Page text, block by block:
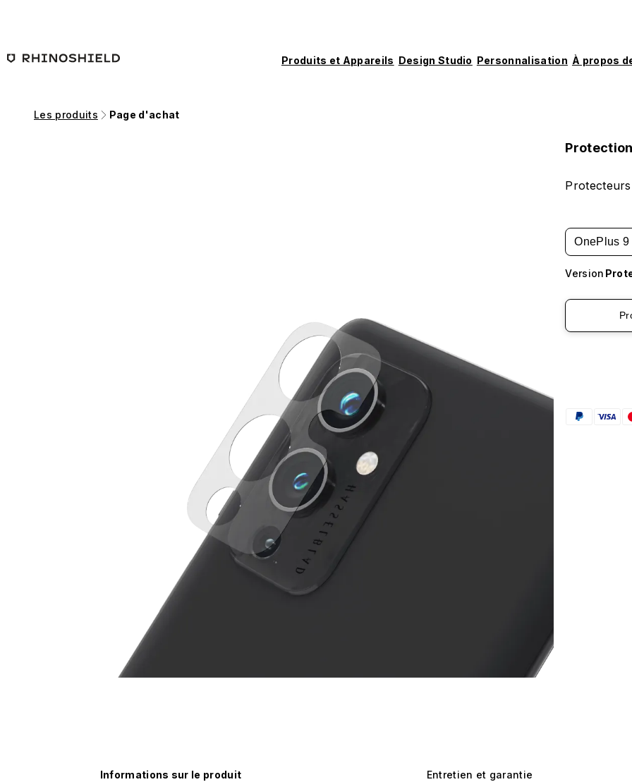
Produits et Appareils Design Studio Personnalisation À propos
Les produits Page d'achat
OnePlus 9
Version
Informations sur le produit Entretien et garantie